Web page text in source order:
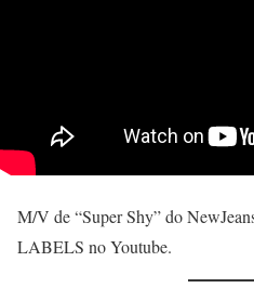
M/V de “Super Shy” do
LABELS no Youtube.